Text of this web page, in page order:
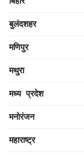
बुलंदशहर
मणिपुर
मथुरा
मध्य प्रदेश
मनोरंजन
महाराष्ट्र